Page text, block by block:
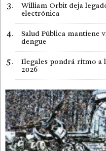
William Orbit deja
electrónica
Salud Pública mantiene
dengue
Ilegales pondrá ritmo a
2026